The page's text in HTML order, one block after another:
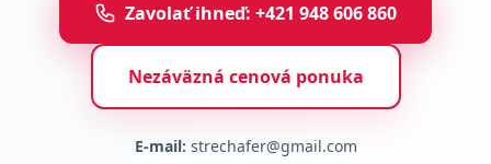
Zavolať ihneď: +421 948 606 860
Nezáväzná cenová ponuka
E-mail: strechafer@gmail.com